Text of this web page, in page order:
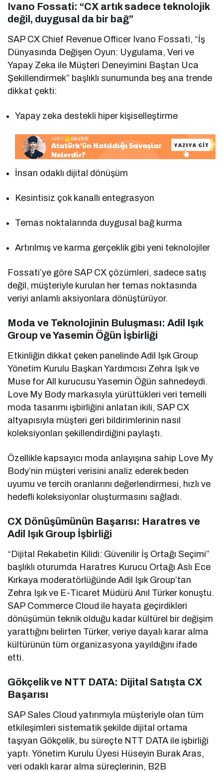
Ivano Fossati: “CX artık sadece teknolojik
değil, duygusal da bir bağ”
SAP CX Chief Revenue Officer Ivano Fossati, “İş
Dünyasında Değişen Oyun: Uygulama, Veri ve
Yapay Zeka ile Müşteri Deneyimini Baştan Uca
Şekillendirmek” başlıklı sunumunda beş ana trende
dikkat çekti:
Yapay zeka destekli hiper kişiselleştirme
İnsan odaklı dijital dönüşüm
Kesintisiz çok kanallı entegrasyon
Temas noktalarında duygusal bağ kurma
Artırılmış ve karma gerçeklik gibi yeni teknolojiler
Fossati’ye göre SAP CX çözümleri, sadece satış
değil, müşteriyle kurulan her temas noktasında
veriyi anlamlı aksiyonlara dönüştürüyor.
Moda ve Teknolojinin Buluşması: Adil Işık
Group ve Yasemin Öğün İşbirliği
Etkinliğin dikkat çeken panelinde Adil Işık Group
Yönetim Kurulu Başkan Yardımcısı Zehra Işık ve
Muse for All kurucusu Yasemin Öğün sahnedeydi.
Love My Body markasıyla yürüttükleri veri temelli
moda tasarımı işbirliğini anlatan ikili, SAP CX
altyapısıyla müşteri geri bildirimlerinin nasıl
koleksiyonları şekillendirdiğini paylaştı.
Özellikle kapsayıcı moda anlayışına sahip Love My
Body’nin müşteri verisini analiz ederek beden
uyumu ve tercih oranlarını değerlendirmesi, hızlı ve
hedefli koleksiyonlar oluşturmasını sağladı.
CX Dönüşümünün Başarısı: Haratres ve
Adil Işık Group İşbirliği
“Dijital Rekabetin Kilidi: Güvenilir İş Ortağı Seçimi”
başlıklı oturumda Haratres Kurucu Ortağı Aslı Ece
Kırkaya moderatörlüğünde Adil Işık Group’tan
Zehra Işık ve E-Ticaret Müdürü Anıl Türker konuştu.
SAP Commerce Cloud ile hayata geçirdikleri
dönüşümün teknik olduğu kadar kültürel bir değişim
yarattığını belirten Türker, veriye dayalı karar alma
kültürünün tüm organizasyona yayıldığını ifade
etti.
Gökçelik ve NTT DATA: Dijital Satışta CX
Başarısı
SAP Sales Cloud yatırımıyla müşteriyle olan tüm
etkileşimleri sistematik şekilde dijital ortama
taşıyan Gökçelik, bu süreçte NTT DATA ile işbirliği
yaptı. Yönetim Kurulu Üyesi Hüseyin Burak Aras,
veri odaklı karar alma süreçlerinin, B2B